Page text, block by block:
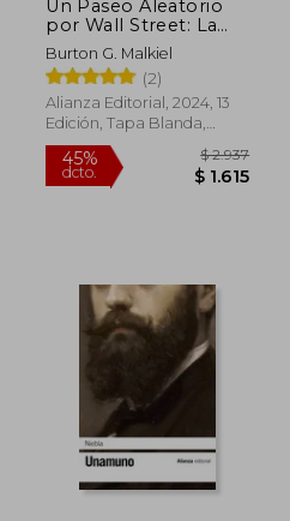
Un Paseo Aleatorio
por Wall Street: La
Estrategia Para
Invertir con Éxito
(Decimotercera
Edición)
Burton G. Malkiel
(2)
Alianza Editorial, 2024, 13
Edición, Tapa Blanda,
Nuevo